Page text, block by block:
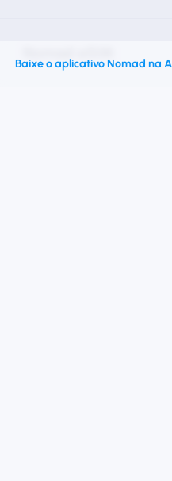
Baixe o aplicativo Nomad na